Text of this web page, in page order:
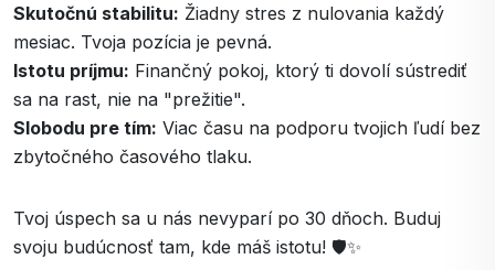
Skutočnú stabilitu: Žiadny stres z nulovania každý
mesiac. Tvoja pozícia je pevná.
Istotu príjmu: Finančný pokoj, ktorý ti dovolí sústrediť
sa na rast, nie na "prežitie".
Slobodu pre tím: Viac času na podporu tvojich ľudí bez
zbytočného časového tlaku.
Tvoj úspech sa u nás nevyparí po 30 dňoch. Buduj
svoju budúcnosť tam, kde máš istotu! 🛡️✨